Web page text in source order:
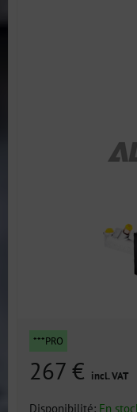
***PRO
267 € incl. VAT
Disponibilité: En